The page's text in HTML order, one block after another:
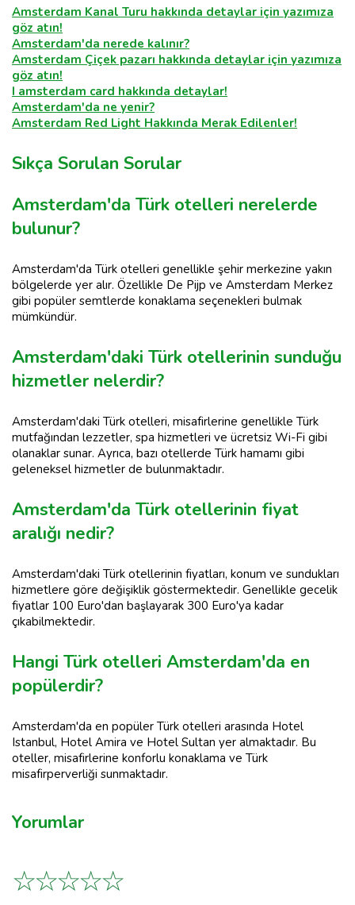
Amsterdam Kanal Turu hakkında detaylar için yazımıza
göz atın!
Amsterdam'da nerede kalınır?
Amsterdam Çiçek pazarı hakkında detaylar için yazımıza
göz atın!
I amsterdam card hakkında detaylar!
Amsterdam'da ne yenir?
Amsterdam Red Light Hakkında Merak Edilenler!
Sıkça Sorulan Sorular
Amsterdam'da Türk otelleri nerelerde
bulunur?
Amsterdam'da Türk otelleri genellikle şehir merkezine yakın
bölgelerde yer alır. Özellikle De Pijp ve Amsterdam Merkez
gibi popüler semtlerde konaklama seçenekleri bulmak
mümkündür.
Amsterdam'daki Türk otellerinin sunduğu
hizmetler nelerdir?
Amsterdam'daki Türk otelleri, misafirlerine genellikle Türk
mutfağından lezzetler, spa hizmetleri ve ücretsiz Wi-Fi gibi
olanaklar sunar. Ayrıca, bazı otellerde Türk hamamı gibi
geleneksel hizmetler de bulunmaktadır.
Amsterdam'da Türk otellerinin fiyat
aralığı nedir?
Amsterdam'daki Türk otellerinin fiyatları, konum ve sundukları
hizmetlere göre değişiklik göstermektedir. Genellikle gecelik
fiyatlar 100 Euro'dan başlayarak 300 Euro'ya kadar
çıkabilmektedir.
Hangi Türk otelleri Amsterdam'da en
popülerdir?
Amsterdam'da en popüler Türk otelleri arasında Hotel
Istanbul, Hotel Amira ve Hotel Sultan yer almaktadır. Bu
oteller, misafirlerine konforlu konaklama ve Türk
misafirperverliği sunmaktadır.
Yorumlar
☆
☆
☆
☆
☆